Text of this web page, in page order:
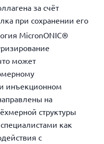
за счёт
при сохранении его
MicronONIC®
может
инъекционном
на
структуры
как
с